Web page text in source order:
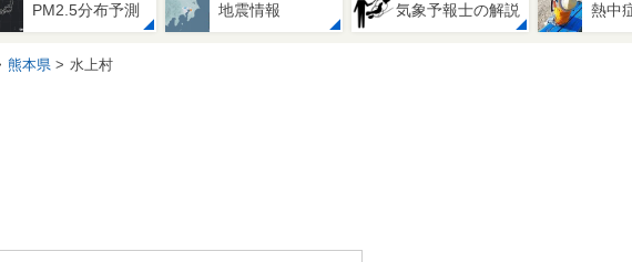
PM2.5分布予測 地震情報 気象予報士の解説 熱中
熊本県 水上村